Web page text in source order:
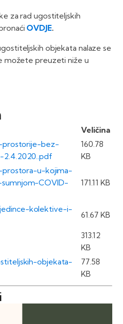
za rad ugostiteljskih
OVDJE.
objekata nalaze se
možete preuzeti niže u
Veličina
prostorije-bez-
2.4.2020..pdf
160.78
KB
prostora-u-kojima-
COVID-
171.11 KB
kolektive-i-
61.67 KB
313.12
KB
objekata-
77.58
KB